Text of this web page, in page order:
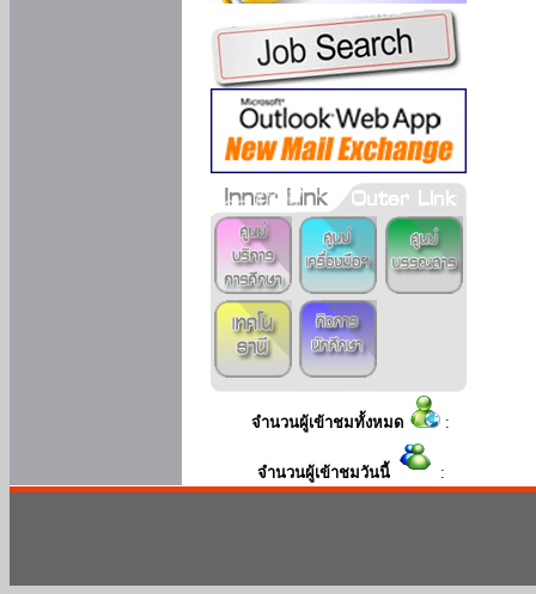
จำนวนผู้เข้าชมทั้งหมด :
จำนวนผู้เข้าชมวันนี้ :